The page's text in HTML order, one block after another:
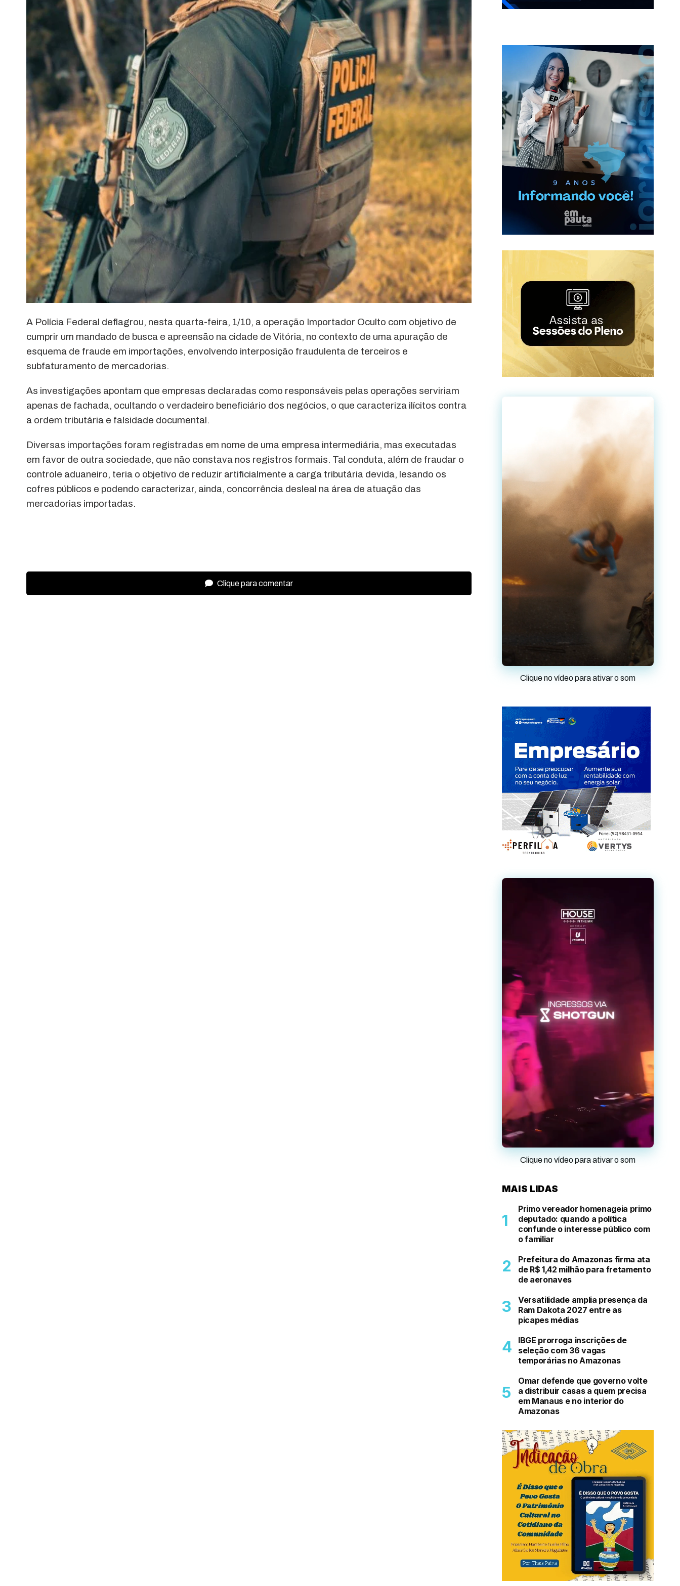
A Polícia Federal deflagrou, nesta quarta-feira, 1/10, a operação Importador Oculto com objetivo de
cumprir um mandado de busca e apreensão na cidade de Vitória, no contexto de uma apuração de
esquema de fraude em importações, envolvendo interposição fraudulenta de terceiros e
subfaturamento de mercadorias.
As investigações apontam que empresas declaradas como responsáveis pelas operações serviriam
apenas de fachada, ocultando o verdadeiro beneficiário dos negócios, o que caracteriza ilícitos contra
a ordem tributária e falsidade documental.
Diversas importações foram registradas em nome de uma empresa intermediária, mas executadas
em favor de outra sociedade, que não constava nos registros formais. Tal conduta, além de fraudar o
controle aduaneiro, teria o objetivo de reduzir artificialmente a carga tributária devida, lesando os
cofres públicos e podendo caracterizar, ainda, concorrência desleal na área de atuação das
mercadorias importadas.
Clique para comentar
Clique no vídeo para ativar o som
Clique no vídeo para ativar o som
MAIS LIDAS
Primo vereador homenageia primo
deputado: quando a política
confunde o interesse público com
o familiar
Prefeitura do Amazonas firma ata
de R$ 1,42 milhão para fretamento
de aeronaves
Versatilidade amplia presença da
Ram Dakota 2027 entre as
picapes médias
IBGE prorroga inscrições de
seleção com 36 vagas
temporárias no Amazonas
Omar defende que governo volte
a distribuir casas a quem precisa
em Manaus e no interior do
Amazonas